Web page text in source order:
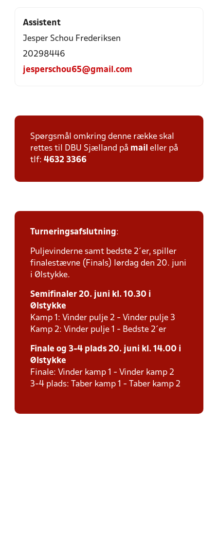
Assistent
Jesper Schou Frederiksen
20298446
jesperschou65@gmail.com
Spørgsmål omkring denne række skal
rettes til DBU Sjælland på mail eller på
tlf: 4632 3366
Turneringsafslutning:
Puljevinderne samt bedste 2´er, spiller
finalestævne (Finals) lørdag den 20. juni
i Ølstykke.
Semifinaler 20. juni kl. 10.30 i
Ølstykke
Kamp 1: Vinder pulje 2 - Vinder pulje 3
Kamp 2: Vinder pulje 1 - Bedste 2´er
Finale og 3-4 plads 20. juni kl. 14.00 i
Ølstykke
Finale: Vinder kamp 1 - Vinder kamp 2
3-4 plads: Taber kamp 1 - Taber kamp 2